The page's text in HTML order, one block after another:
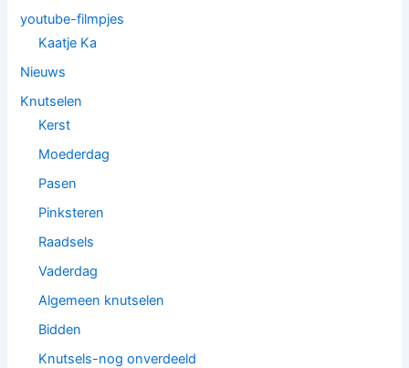
youtube-filmpjes
Kaatje Ka
Nieuws
Knutselen
Kerst
Moederdag
Pasen
Pinksteren
Raadsels
Vaderdag
Algemeen knutselen
Bidden
Knutsels-nog onverdeeld